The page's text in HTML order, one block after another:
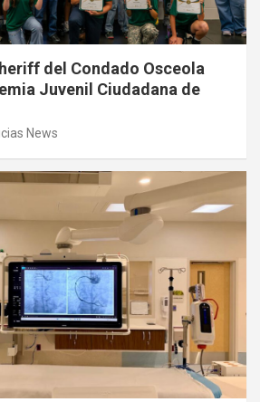
del Condado Osceola
Juvenil Ciudadana de
News